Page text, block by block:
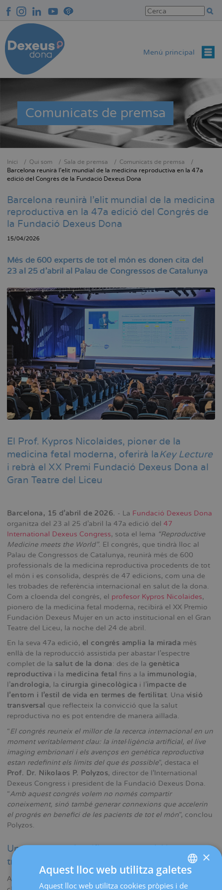
contingut
Menú principal
Comunicats de premsa
Fil
d'Ariadna
Inici Qui som Sala de premsa
Comunicats de premsa
Barcelona reunirà l’elit mundial de la medicina reproductiva en la 47a
edició del Congrés de la Fundació Dexeus Dona
Barcelona reunirà l’elit mundial de la medicina
reproductiva en la 47a edició del Congrés de
la Fundació Dexeus Dona
15/04/2026
Més de 600 experts de tot el món es donen cita del
23 al 25 d’abril al Palau de Congressos de Catalunya
El Prof. Kypros Nicolaides, pioner de la
medicina fetal moderna, oferirà laKey Lecture
i rebrà el XX Premi Fundació Dexeus Dona al
Gran Teatre del Liceu
Barcelona, 15 d’abril de 2026. - La Fundació Dexeus Dona
organitza del 23 al 25 d’abril la 47a edició del 47
International Dexeus Congress, sota el lema “Reproductive
Medicine meets the World”. El congrés, que tindrà lloc al
Palau de Congressos de Catalunya, reunirà més de 600
professionals de la medicina reproductiva procedents de tot
el món i es consolida, després de 47 edicions, com una de
les trobades de referència internacional en salut de la dona.
Com a cloenda del congrés, el profesor Kypros Nicolaides,
pionero de la medicina fetal moderna, recibirá el XX Premio
Fundación Dexeus Mujer en un acto institucional en el Gran
Teatre del Liceu, la noche del 24 de abril.
En la seva 47a edició, el congrés amplia la mirada més
enllà de la reproducció assistida per abastar l’espectre
complet de la salut de la dona: des de la genètica
reproductiva i la medicina fetal fins a la immunologia,
l’andrologia, la cirurgia ginecològica i l’impacte de
l’entorn i l’estil de vida en termes de fertilitat. Unavisió
transversal
que reflecteix la convicció que la salut
reproductiva no es pot entendre de manera aïllada.
“El congrés reuneix el millor de la recerca internacional en un
moment veritablement clau: la intel·ligència artificial, el live
imaging embrionari i els avenços en genètica reproductiva
estan redefinint els límits del que és possible”, destaca el
Prof. Dr. Nikolaos P. Polyzos, director de l’International
Dexeus Congress i president de la Fundació Dexeus Dona.
“Amb aquest congrés volem no només compartir
coneixement, sinó també generar connexions que accelerin
el progrés en benefici de les pacients de tot el món”, conclou
Polyzos.
Un programa científic amb una visió
transversal i de futur
Al llarg de tres dies, el programa abordarà els grans reptes
SPANISH
×
Aquest lloc web utilitza galetes
Aquest lloc web utilitza cookies pròpies i de